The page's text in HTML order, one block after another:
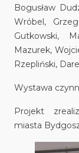
Bogusław
Wróbel,
Gutkowski,
Mazurek,
Rzepliński,
Wystawa
Projekt
miasta